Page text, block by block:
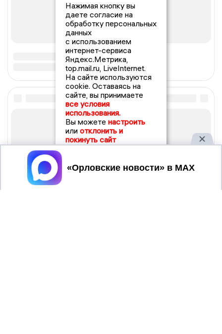
Нажимая кнопку вы
даете согласие на
обработку персональных
данных
с использованием
интернет-сервиса
Яндекс.Метрика,
top.mail.ru, LiveInternet.
На сайте используются
cookie. Оставаясь на
сайте, вы принимаете
все условия
использования.
Вы можете настроить
или отклонить и
покинуть сайт
Принять